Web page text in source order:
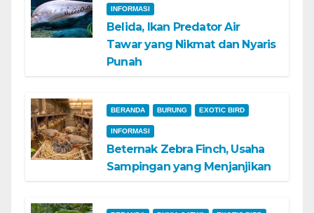
INFORMASI
Belida, Ikan Predator Air
Tawar yang Nikmat dan Nyaris
Punah
BERANDA BURUNG EXOTIC BIRD
INFORMASI
Beternak Zebra Finch, Usaha
Sampingan yang Menjanjikan